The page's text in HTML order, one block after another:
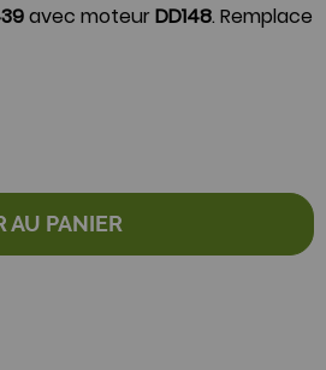
avec moteur DD148. Remplace
AU PANIER